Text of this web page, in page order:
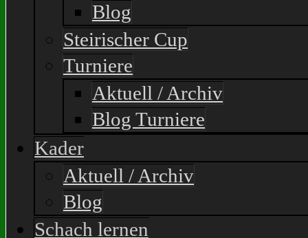
Blog
Steirischer Cup
Turniere
Aktuell / Archiv
Blog Turniere
Kader
Aktuell / Archiv
Blog
Schach lernen